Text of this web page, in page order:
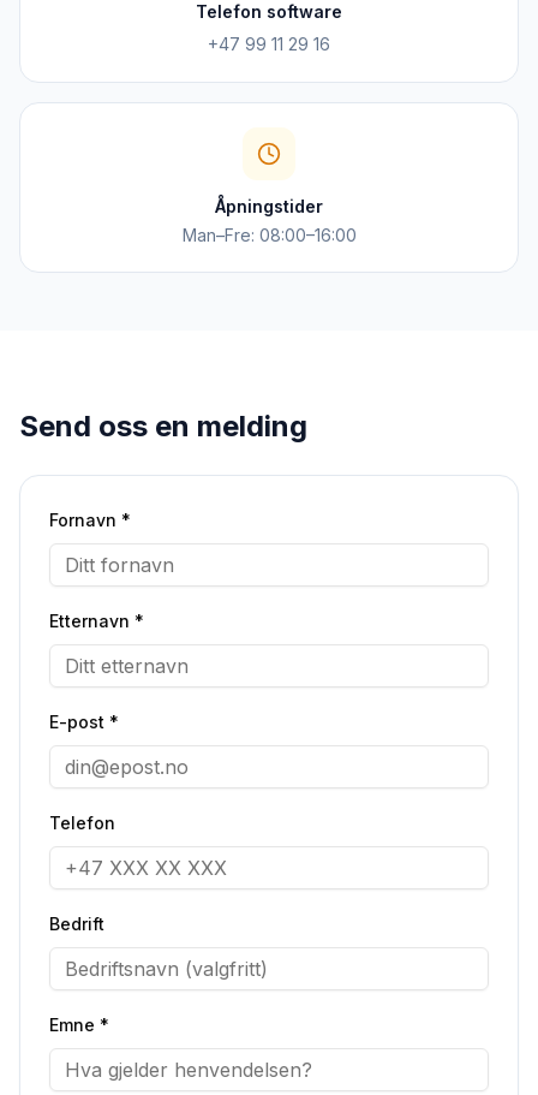
Telefon software
+47 99 11 29 16
Åpningstider
Man–Fre: 08:00–16:00
Send oss en melding
Fornavn *
Etternavn *
E-post *
Telefon
Bedrift
Emne *